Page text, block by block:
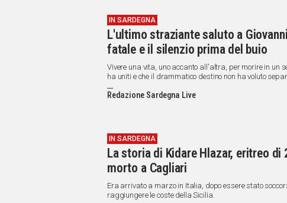
IN SARDEGNA
L'ultimo straziante saluto a
fatale e il silenzio prima del buio
Vivere una vita, uno accanto all'altra, per morire in un
ha uniti e che il drammatico destino non ha voluto
Redazione Sardegna Live
IN SARDEGNA
La storia di Kidare Hlazar, eritreo
morto a Cagliari
Era arrivato a marzo in Italia, dopo essere stato
raggiungere le coste della Sicilia.